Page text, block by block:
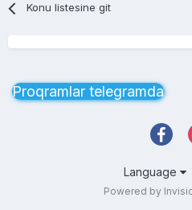
Konu listesine git
Proqramlar telegramda
Language
Powered by